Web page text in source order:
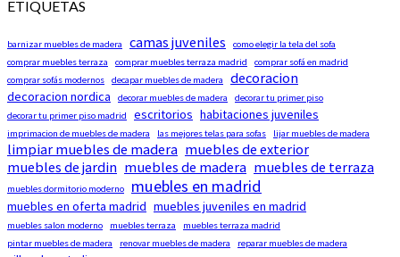
ETIQUETAS
barnizar muebles de madera camas juveniles
como elegir la tela del sofa
comprar muebles terraza
comprar muebles terraza madrid
comprar sofá en madrid
comprar sofás modernos
decapar muebles de madera decoracion
decoracion nordica decorar muebles de madera
decorar tu primer piso
decorar tu primer piso madrid
escritorios habitaciones juveniles
imprimacion de muebles de madera las mejores telas para sofas lijar muebles de madera
limpiar muebles de madera muebles de exterior
muebles de jardin muebles de madera muebles de terraza
muebles dormitorio moderno muebles en madrid
muebles en oferta madrid muebles juveniles en madrid
muebles salon moderno muebles terraza
muebles terraza madrid
pintar muebles de madera
renovar muebles de madera reparar muebles de madera